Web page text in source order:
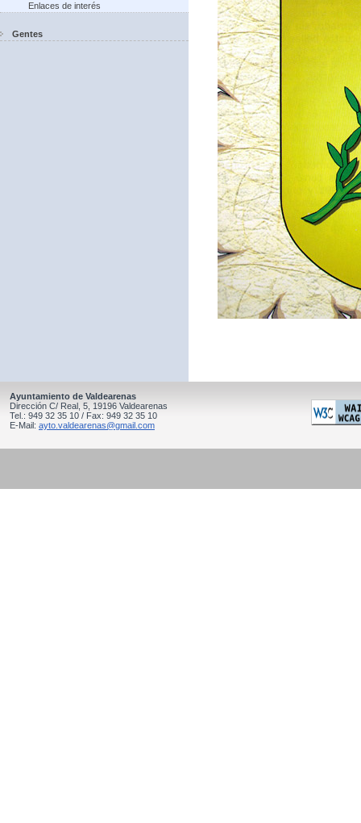
Enlaces de interés
Gentes
Ayuntamiento de Valdearenas
Dirección C/ Real, 5, 19196 Valdearenas
Tel.: 949 32 35 10 / Fax: 949 32 35 10
E-Mail: ayto.valdearenas@gmail.com